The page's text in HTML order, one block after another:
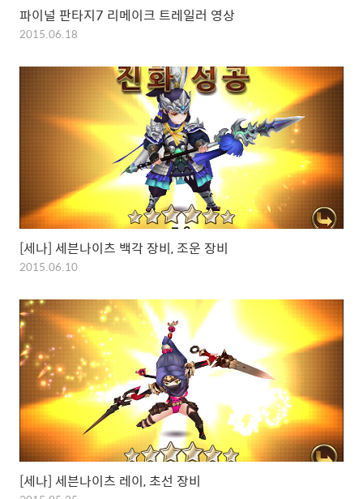
파이널 판타지7 리메이크 트레일러 영상
2015.06.18
[세나] 세븐나이츠 백각 장비, 조운 장비
2015.06.10
[세나] 세븐나이츠 레이, 초선 장비